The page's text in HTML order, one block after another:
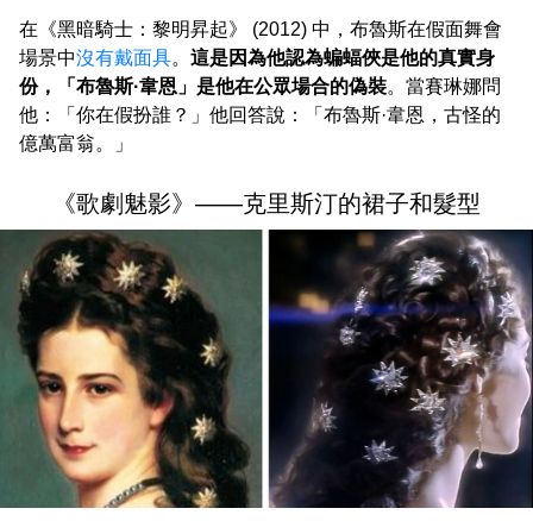
在《黑暗騎士：黎明昇起》 (2012) 中，布魯斯在假面舞會
場景中沒有戴面具。 這是因為他認為蝙蝠俠是他的真實身
份，「布魯斯·韋恩」是他在公眾場合的偽裝。當賽琳娜問
他：「你在假扮誰？」他回答說：「布魯斯·韋恩，古怪的
億萬富翁。」
《歌劇魅影》——克里斯汀的裙子和髮型